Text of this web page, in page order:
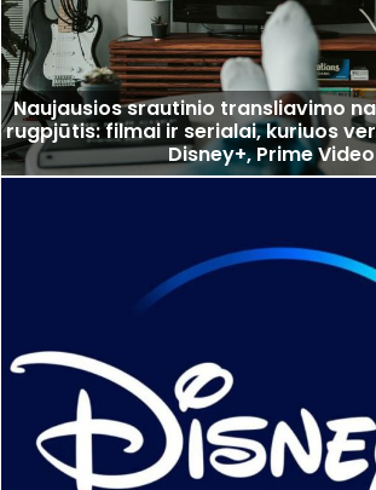
Naujausios srautinio transliavimo
rugpjūtis: filmai ir serialai, kuriuos
Disney+, Prime Video